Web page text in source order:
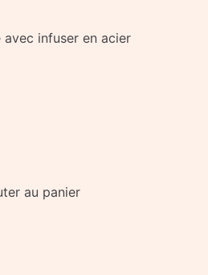
infuser en acier
au panier